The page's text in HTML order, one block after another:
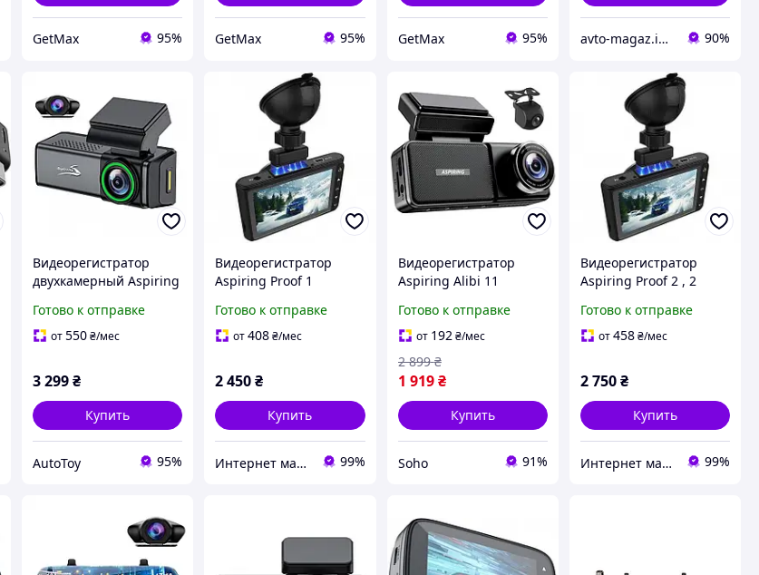
GetMax 95% GetMax 95% GetMax 95% avto-magaz.in.ua 90%
Видеорегистратор
двухкамерный Aspiring
WiFi
Готово к отправке
от550₴/мес
3 299₴
Купить
AutoToy 95%
Видеорегистратор
Aspiring Proof 1
Готово к отправке
от408₴/мес
2 450₴
Купить
Интернет магазин "Техника" 99%
Видеорегистратор
Aspiring Alibi 11
Готово к отправке
от 192 ₴/мес
1 919 ₴
2 899 ₴
Купить
Soho 91%
Видеорегистратор
Aspiring Proof 2 , 2
крепление
Готово к отправке
от458₴/мес
2 750₴
Купить
Интернет магазин "Техника" 99%